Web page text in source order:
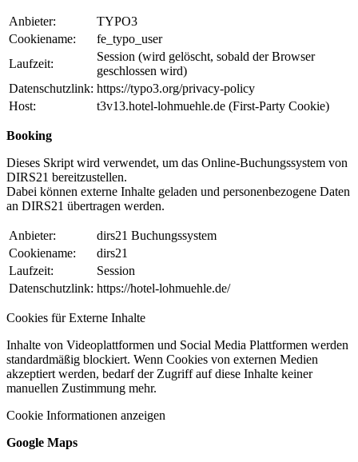
Anbieter:
TYPO3
Cookiename:
fe_typo_user
Laufzeit:
Session (wird gelöscht, sobald der Browser
geschlossen wird)
Datenschutzlink: https://typo3.org/privacy-policy
Host:
t3v13.hotel-lohmuehle.de (First-Party Cookie)
Booking
Dieses Skript wird verwendet, um das Online-Buchungssystem von
DIRS21 bereitzustellen.
Dabei können externe Inhalte geladen und personenbezogene Daten
an DIRS21 übertragen werden.
Anbieter:
dirs21 Buchungssystem
Cookiename:
dirs21
Laufzeit:
Session
Datenschutzlink: https://hotel-lohmuehle.de/
Cookies für Externe Inhalte
Inhalte von Videoplattformen und Social Media Plattformen werden
standardmäßig blockiert. Wenn Cookies von externen Medien
akzeptiert werden, bedarf der Zugriff auf diese Inhalte keiner
manuellen Zustimmung mehr.
Cookie Informationen anzeigen
Google Maps